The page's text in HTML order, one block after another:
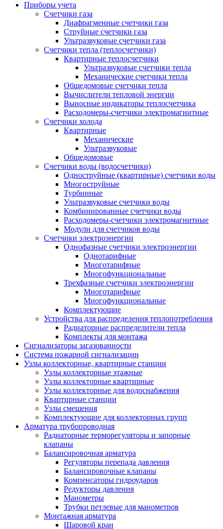
Приборы учета
Счетчики газа
Диафрагменные счетчики газа
Струйные счетчики газа
Ультразвуковые счетчики газа
Счетчики тепла (теплосчетчики)
Квартирные теплосчетчики
Ультразвуковые счетчики тепла
Механические счетчики тепла
Общедомовые счетчики тепла
Вычислители тепловой энергии
Выносные индикаторы теплосчетчика
Расходомеры-счетчики электромагнитные
Счетчики холода
Квартирные
Механические
Ультразвуковые
Общедомовые
Счетчики воды (водосчетчики)
Одноструйные (квартирные) счетчики воды
Многоструйные
Турбинные
Ультразвуковые счетчики воды
Комбинированные счетчики воды
Расходомеры-счетчики электромагнитные
Модули для счетчиков воды
Счетчики электроэнергии
Однофазные счетчики электроэнергии
Однотарифные
Многотарифные
Многофункциональные
Трехфазные счетчики электроэнергии
Многотарифные
Многофункциональные
Комплектующие
Устройства для распределения теплопотребления
Радиаторные распределители тепла
Комплекты для монтажа
Сигнализаторы загазованности
Система пожарной сигнализации
Узлы коллекторные, квартирные станции
Узлы коллекторные этажные
Узлы коллекторные квартирные
Узлы коллекторные для водоснабжения
Квартирные станции
Узлы смешения
Комплектующие для коллекторных групп
Арматура трубопроводная
Радиаторные терморегуляторы и запорные
клапаны
Балансировочная арматура
Регуляторы перепада давления
Балансировочные клапаны
Компенсаторы гидроударов
Редукторы давления
Манометры
Трубки петлевые для манометров
Монтажная арматура
Шаровой кран